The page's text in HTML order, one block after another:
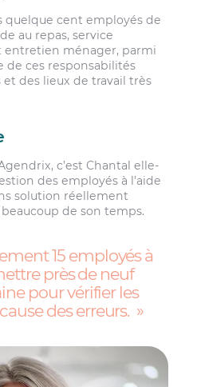
quelque cent employés de
au repas, service
entretien ménager, parmi
de ces responsabilités
des lieux de travail très
c’est Chantal elle-
des employés à l’aide
solution réellement
de son temps.
15 employés à
près de neuf
pour vérifier les
des erreurs.